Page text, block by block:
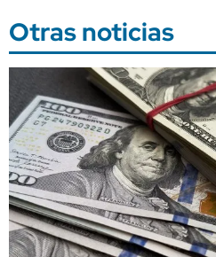
Otras noticias